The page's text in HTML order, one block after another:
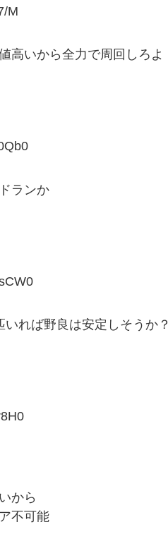
M
高いから全力で周回しろよ
ランか
れば野良は安定しそうか？
から
不可能